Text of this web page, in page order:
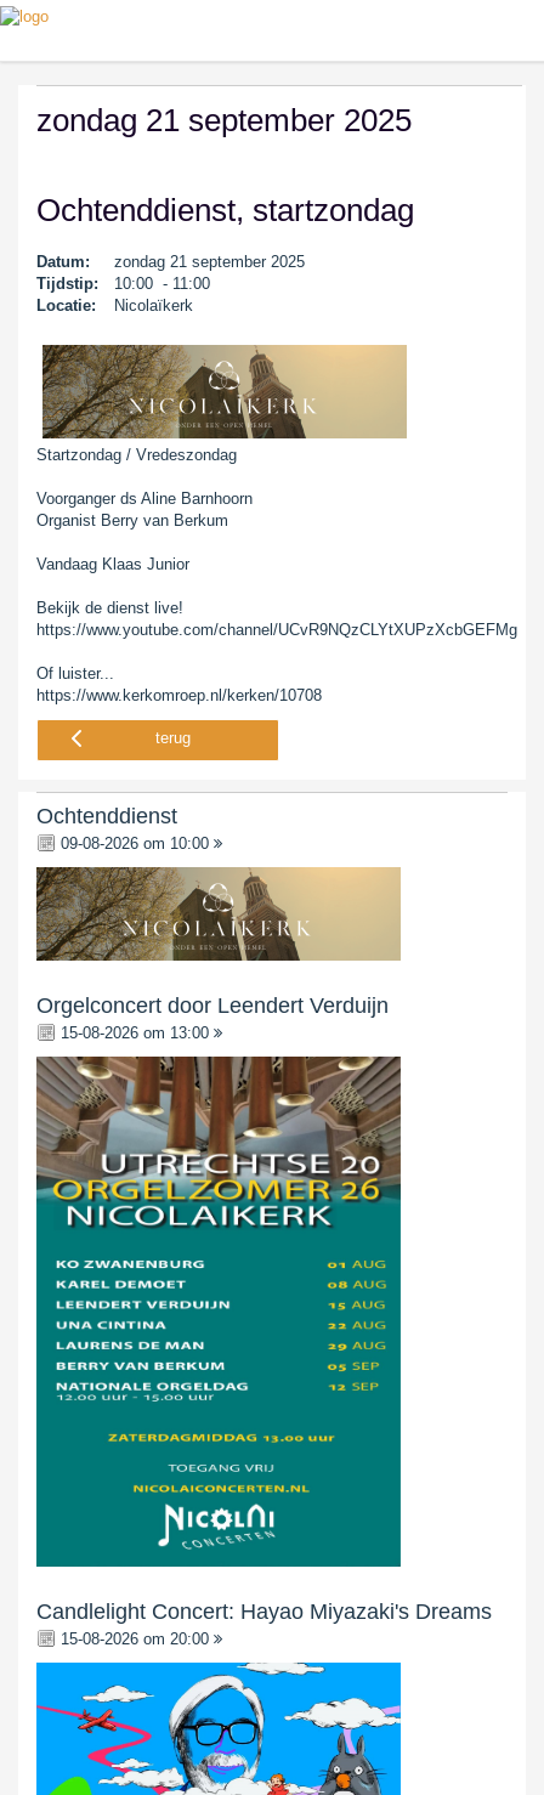
zondag 21 september 2025
Ochtenddienst, startzondag
Datum:
zondag 21 september 2025
Tijdstip:
10:00 - 11:00
Locatie:
Nicolaïkerk
Startzondag / Vredeszondag
Voorganger ds Aline Barnhoorn
Organist Berry van Berkum
Vandaag Klaas Junior
Bekijk de dienst live!
https://www.youtube.com/channel/UCvR9NQzCLYtXUPzXcbGEFMg
Of luister...
https://www.kerkomroep.nl/kerken/10708
terug
Ochtenddienst
09-08-2026 om 10:00
Orgelconcert door Leendert Verduijn
15-08-2026 om 13:00
Candlelight Concert: Hayao Miyazaki's Dreams
15-08-2026 om 20:00